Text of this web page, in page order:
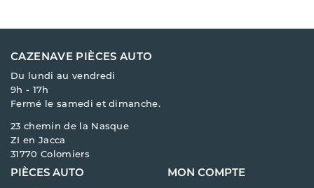
CAZENAVE PIÈCES AUTO
Du lundi au vendredi
9h - 17h
Fermé le samedi et dimanche.
23 chemin de la Nasque
ZI en Jacca
31770 Colomiers
PIÈCES AUTO MON COMPTE